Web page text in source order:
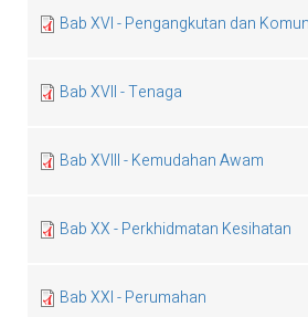
Bab XVI - Pengangkutan dan
Bab XVII - Tenaga
Bab XVIII - Kemudahan Awam
Bab XX - Perkhidmatan Kesihatan
Bab XXI - Perumahan